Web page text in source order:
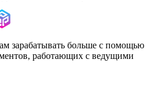
зарабатывать больше с помощью
работающих с ведущими